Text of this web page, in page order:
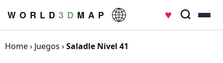
W O R L D 3 D M A P ♥
Home› Juegos ›Saladle Nivel 41